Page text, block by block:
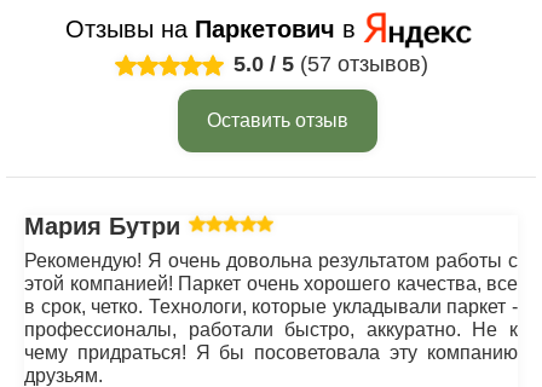
Отзывы на Паркетович в
5.0 / 5 (57 отзывов)
Оставить отзыв
Мария Бутрим
Рекомендую! Я очень довольна результатом работы с
этой компанией! Паркет очень хорошего качества, все
в срок, четко. Технологи, которые укладывали паркет -
профессионалы, работали быстро, аккуратно. Не к
чему придраться! Я бы посоветовала эту компанию
друзьям.